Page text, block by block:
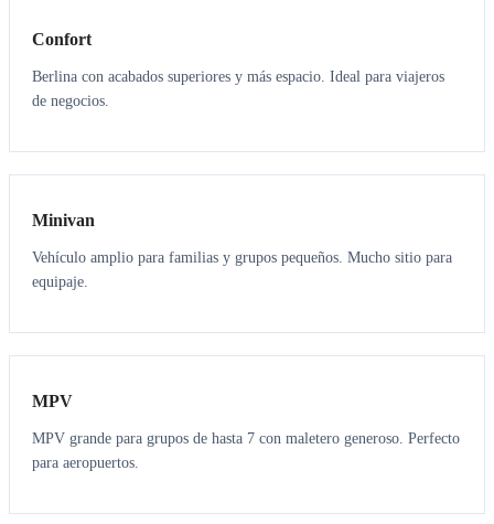
Confort
Berlina con acabados superiores y más espacio. Ideal para viajeros
de negocios.
6 5
Minivan
Vehículo amplio para familias y grupos pequeños. Mucho sitio para
equipaje.
7 7
MPV
MPV grande para grupos de hasta 7 con maletero generoso. Perfecto
para aeropuertos.